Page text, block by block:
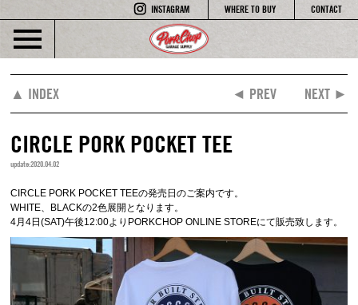
INSTAGRAM WHERE TO BUY CONTACT
▲ INDEX ◄ PREV NEXT ►
CIRCLE PORK POCKET TEE
update:2020.04.02
CIRCLE PORK POCKET TEEの発売日のご案内です。
WHITE、BLACKの2色展開となります。
4月4日(SAT)午後12:00よりPORKCHOP ONLINE STOREにて販売致します。